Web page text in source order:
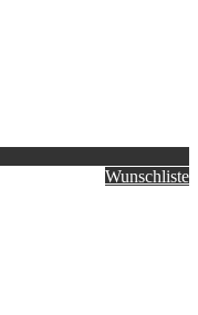
Wunschliste